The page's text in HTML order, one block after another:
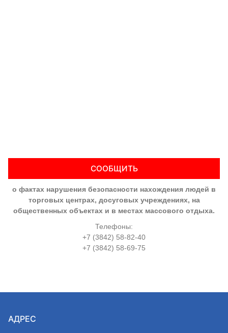
СООБЩИТЬ
о фактах нарушения безопасности нахождения людей в
торговых центрах, досуговых учреждениях, на
общественных объектах и в местах массового отдыха.
Телефоны:
+7 (3842) 58-82-40
+7 (3842) 58-69-75
АДРЕС